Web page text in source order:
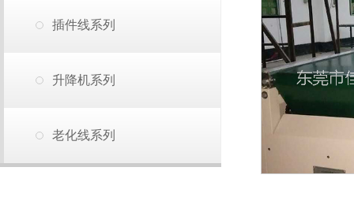
插件线系列
升降机系列
老化线系列